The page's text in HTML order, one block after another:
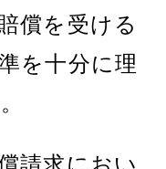
償を受ける
を十分に理